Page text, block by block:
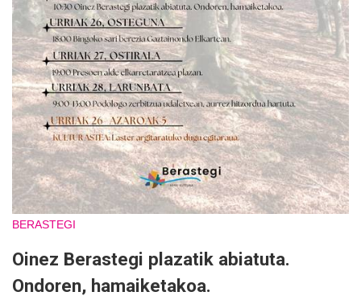
BERASTEGI
Oinez Berastegi plazatik abiatuta.
Ondoren, hamaiketakoa.